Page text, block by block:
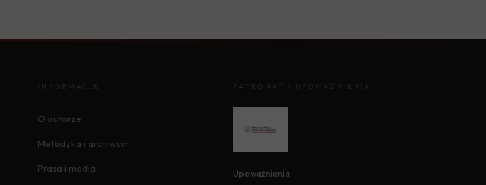
INFORMACJE
O autorze
Metodyka i archiwum
Prasa i media
PATRONAT I UPOWAŻNIENIA
Upoważnienia